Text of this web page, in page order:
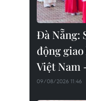
Đà Nẵng:
động
Việt Nam
09/08/2026 11:46